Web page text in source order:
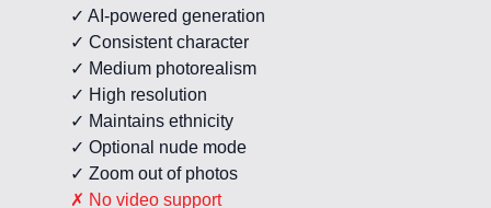
✓ AI-powered generation
✓ Consistent character
✓ Medium photorealism
✓ High resolution
✓ Maintains ethnicity
✓ Optional nude mode
✓ Zoom out of photos
✗ No video support